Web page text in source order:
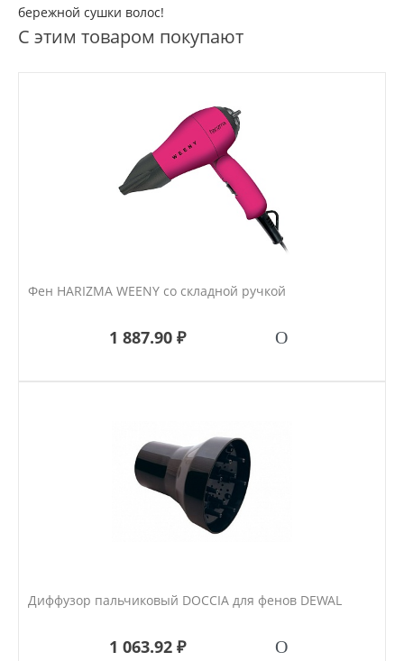
бережной сушки волос!
С этим товаром покупают
Фен HARIZMA WEENY со складной ручкой
1 887.90 ₽
Диффузор пальчиковый DOCCIA для фенов DEWAL
1 063.92 ₽